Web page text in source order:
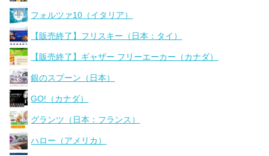
フォルツァ10（イタリア）
【販売終了】フリスキー（日本：タイ）
【販売終了】ギャザー フリーエーカー（カナダ）
銀のスプーン（日本）
GO!（カナダ）
グランツ（日本：フランス）
ハロー（アメリカ）